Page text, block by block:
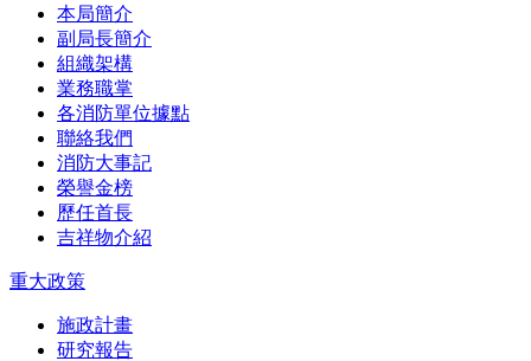
本局簡介
副局長簡介
組織架構
業務職掌
各消防單位據點
聯絡我們
消防大事記
榮譽金榜
歷任首長
吉祥物介紹
重大政策
施政計畫
研究報告